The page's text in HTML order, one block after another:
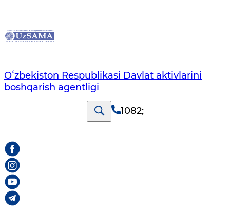
Oʻzbekiston Respublikasi Davlat aktivlarini
boshqarish agentligi
1082;